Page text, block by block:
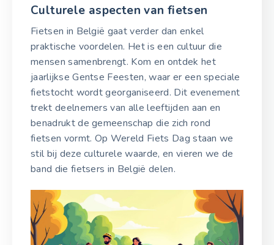
Culturele aspecten van fietsen
Fietsen in België gaat verder dan enkel
praktische voordelen. Het is een cultuur die
mensen samenbrengt. Kom en ontdek het
jaarlijkse Gentse Feesten, waar er een speciale
fietstocht wordt georganiseerd. Dit evenement
trekt deelnemers van alle leeftijden aan en
benadrukt de gemeenschap die zich rond
fietsen vormt. Op Wereld Fiets Dag staan we
stil bij deze culturele waarde, en vieren we de
band die fietsers in België delen.